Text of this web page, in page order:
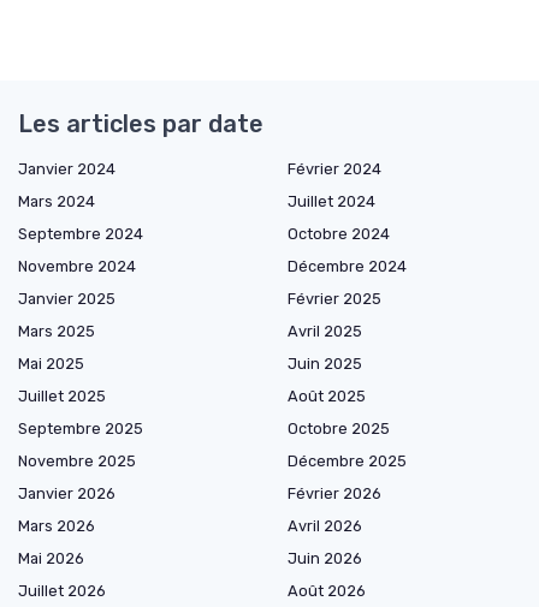
Les articles par date
Janvier 2024
Février 2024
Mars 2024
Juillet 2024
Septembre 2024
Octobre 2024
Novembre 2024
Décembre 2024
Janvier 2025
Février 2025
Mars 2025
Avril 2025
Mai 2025
Juin 2025
Juillet 2025
Août 2025
Septembre 2025
Octobre 2025
Novembre 2025
Décembre 2025
Janvier 2026
Février 2026
Mars 2026
Avril 2026
Mai 2026
Juin 2026
Juillet 2026
Août 2026